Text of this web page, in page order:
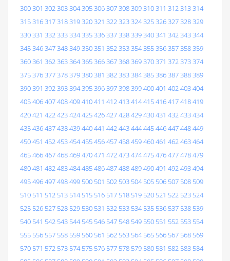
300301 302303304305306307308309310311 312313314
315316317318319320321 322323324325326327328329
330331 332333334335336337338339340341 342343344
345346347348349350351 352353354355356357358359
360361 362363364365366367368369370371 372373374
375376377378379380381 382383384385386387388389
390391 392393394395396397398399400401 402403404
405406407408409410411 412413414415416417418419
420421 422423424425426427428429430431 432433434
435436437438439440441 442443444445446447448449
450451 452453454455456457458459460461 462463464
465466467468469470471 472473474475476477478479
480481 482483484485486487488489490491 492493494
495496497498499 500 501 502 503 504 505 506 507 508 509
510 511 512 513 514 515 516 517 518 519 520 521 522 523 524
525 526 527 528 529 530 531 532 533 534 535 536 537 538 539
540 541 542 543 544 545 546 547 548 549 550 551 552 553 554
555 556 557 558 559 560 561 562 563 564 565 566 567 568 569
570 571 572 573 574 575 576 577 578 579 580 581 582 583 584